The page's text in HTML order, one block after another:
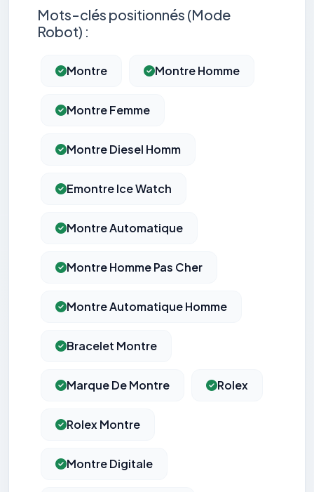
Mots-clés positionnés (Mode
Robot) :
Montre Montre Homme
Montre Femme
Montre Diesel Homm
Emontre Ice Watch
Montre Automatique
Montre Homme Pas Cher
Montre Automatique Homme
Bracelet Montre
Marque De Montre Rolex
Rolex Montre
Montre Digitale